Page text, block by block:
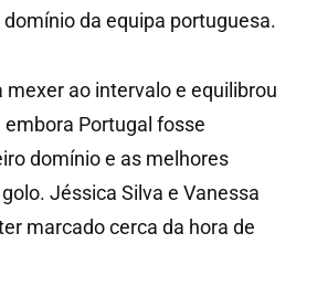
da equipa portuguesa.
mexer ao intervalo e equilibrou
Portugal fosse
domínio e as melhores
Jéssica Silva e Vanessa
marcado cerca da hora de